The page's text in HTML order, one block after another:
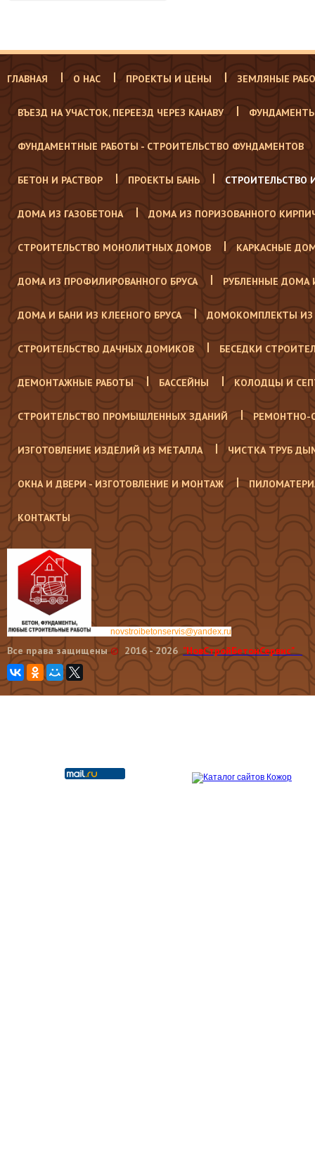
ГЛАВНАЯ О НАС ПРОЕКТЫ И ЦЕНЫ ЗЕМЛЯНЫЕ
ВЪЕЗД НА УЧАСТОК, ПЕРЕЕЗД ЧЕРЕЗ КАНАВУ
ФУНДАМЕНТНЫЕ РАБОТЫ - СТРОИТЕЛЬСТВО ФУНДАМЕНТОВ
БЕТОН И РАСТВОР ПРОЕКТЫ БАНЬ СТРОИТЕЛЬСТВО
ДОМА ИЗ ГАЗОБЕТОНА ДОМА ИЗ ПОРИЗОВАННОГО
СТРОИТЕЛЬСТВО МОНОЛИТНЫХ ДОМОВ КАРКАСНЫЕ
ДОМА ИЗ ПРОФИЛИРОВАННОГО БРУСА РУБЛЕННЫЕ ДОМА
ДОМА И БАНИ ИЗ КЛЕЕНОГО БРУСА ДОМОКОМПЛЕКТЫ ИЗ
СТРОИТЕЛЬСТВО ДАЧНЫХ ДОМИКОВ БЕСЕДКИ
ДЕМОНТАЖНЫЕ РАБОТЫ БАССЕЙНЫ КОЛОДЦЫ И
СТРОИТЕЛЬСТВО ПРОМЫШЛЕННЫХ ЗДАНИЙ РЕМОНТНО-
ИЗГОТОВЛЕНИЕ ИЗДЕЛИЙ ИЗ МЕТАЛЛА ЧИСТКА ТРУБ
ОКНА И ДВЕРИ - ИЗГОТОВЛЕНИЕ И МОНТАЖ
КОНТАКТЫ
novstroibetonservis@yandex.ru
Все права защищены© 2016 - 2026"НовCтройБетонСервис"